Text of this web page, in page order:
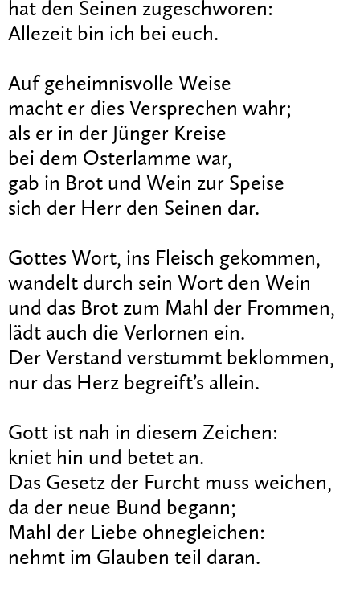
hat den Seinen zugeschworen:
Allezeit bin ich bei euch.
Auf geheimnisvolle Weise
macht er dies Versprechen wahr;
als er in der Jünger Kreise
bei dem Osterlamme war,
gab in Brot und Wein zur Speise
sich der Herr den Seinen dar.
Gottes Wort, ins Fleisch gekommen,
wandelt durch sein Wort den Wein
und das Brot zum Mahl der Frommen,
lädt auch die Verlornen ein.
Der Verstand verstummt beklommen,
nur das Herz begreift’s allein.
Gott ist nah in diesem Zeichen:
kniet hin und betet an.
Das Gesetz der Furcht muss weichen,
da der neue Bund begann;
Mahl der Liebe ohnegleichen:
nehmt im Glauben teil daran.